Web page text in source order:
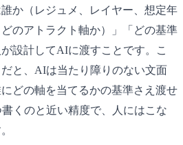
か（レジュメ、レイヤー、想定年
のアトラクト軸か）」「どの基準
設計してAIに渡すことです。こ
と、AIは当たり障りのない文面
どの軸を当てるかの基準さえ渡せ
くのと近い精度で、人にはこな